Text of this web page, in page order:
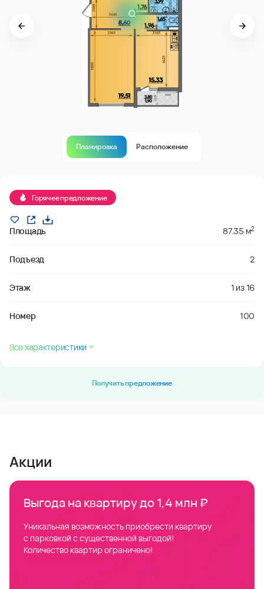
Планировка Расположение
Горячее предложение
Площадь 87.35 м2
Подъезд 2
Этаж 1 из16
Номер 100
Все характеристики
Получить предложение
Акции
Выгода на квартиру до 1,4 млн ₽
Уникальная возможность приобрести квартиру
с парковкой с существенной выгодой!
Количество квартир ограничено!